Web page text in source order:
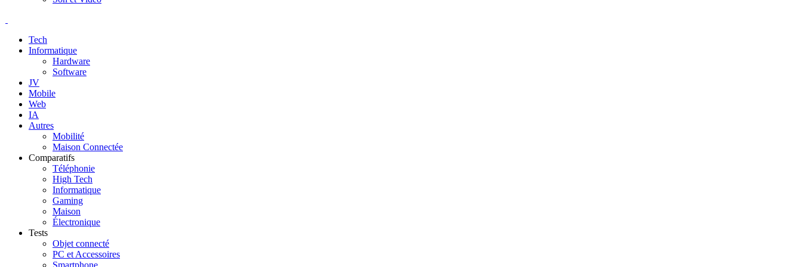
Tech
Informatique
Hardware
Software
JV
Mobile
Web
IA
Autres
Mobilité
Maison Connectée
Comparatifs
Téléphonie
High Tech
Informatique
Gaming
Maison
Électronique
Tests
Objet connecté
PC et Accessoires
Smartphone